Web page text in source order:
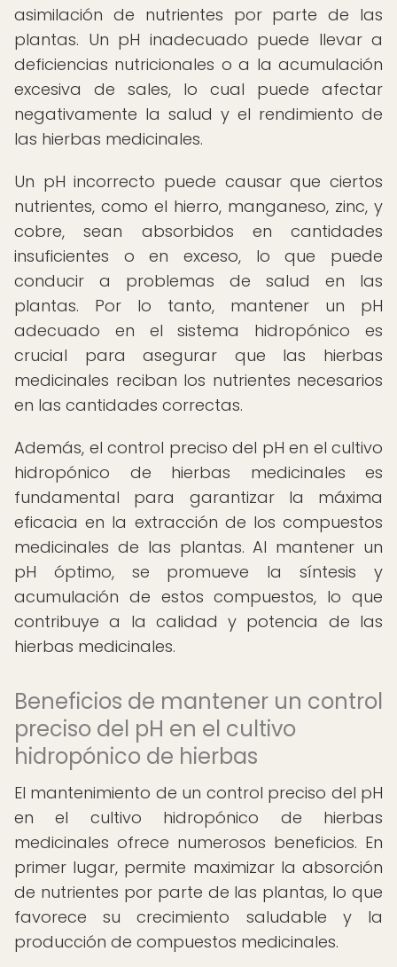
asimilación de nutrientes por parte de las
plantas. Un pH inadecuado puede llevar a
deficiencias nutricionales o a la acumulación
excesiva de sales, lo cual puede afectar
negativamente la salud y el rendimiento de
las hierbas medicinales.
Un pH incorrecto puede causar que ciertos
nutrientes, como el hierro, manganeso, zinc, y
cobre, sean absorbidos en cantidades
insuficientes o en exceso, lo que puede
conducir a problemas de salud en las
plantas. Por lo tanto, mantener un pH
adecuado en el sistema hidropónico es
crucial para asegurar que las hierbas
medicinales reciban los nutrientes necesarios
en las cantidades correctas.
Además, el control preciso del pH en el cultivo
hidropónico de hierbas medicinales es
fundamental para garantizar la máxima
eficacia en la extracción de los compuestos
medicinales de las plantas. Al mantener un
pH óptimo, se promueve la síntesis y
acumulación de estos compuestos, lo que
contribuye a la calidad y potencia de las
hierbas medicinales.
Beneficios de mantener un control
preciso del pH en el cultivo
hidropónico de hierbas
El mantenimiento de un control preciso del pH
en el cultivo hidropónico de hierbas
medicinales ofrece numerosos beneficios. En
primer lugar, permite maximizar la absorción
de nutrientes por parte de las plantas, lo que
favorece su crecimiento saludable y la
producción de compuestos medicinales.